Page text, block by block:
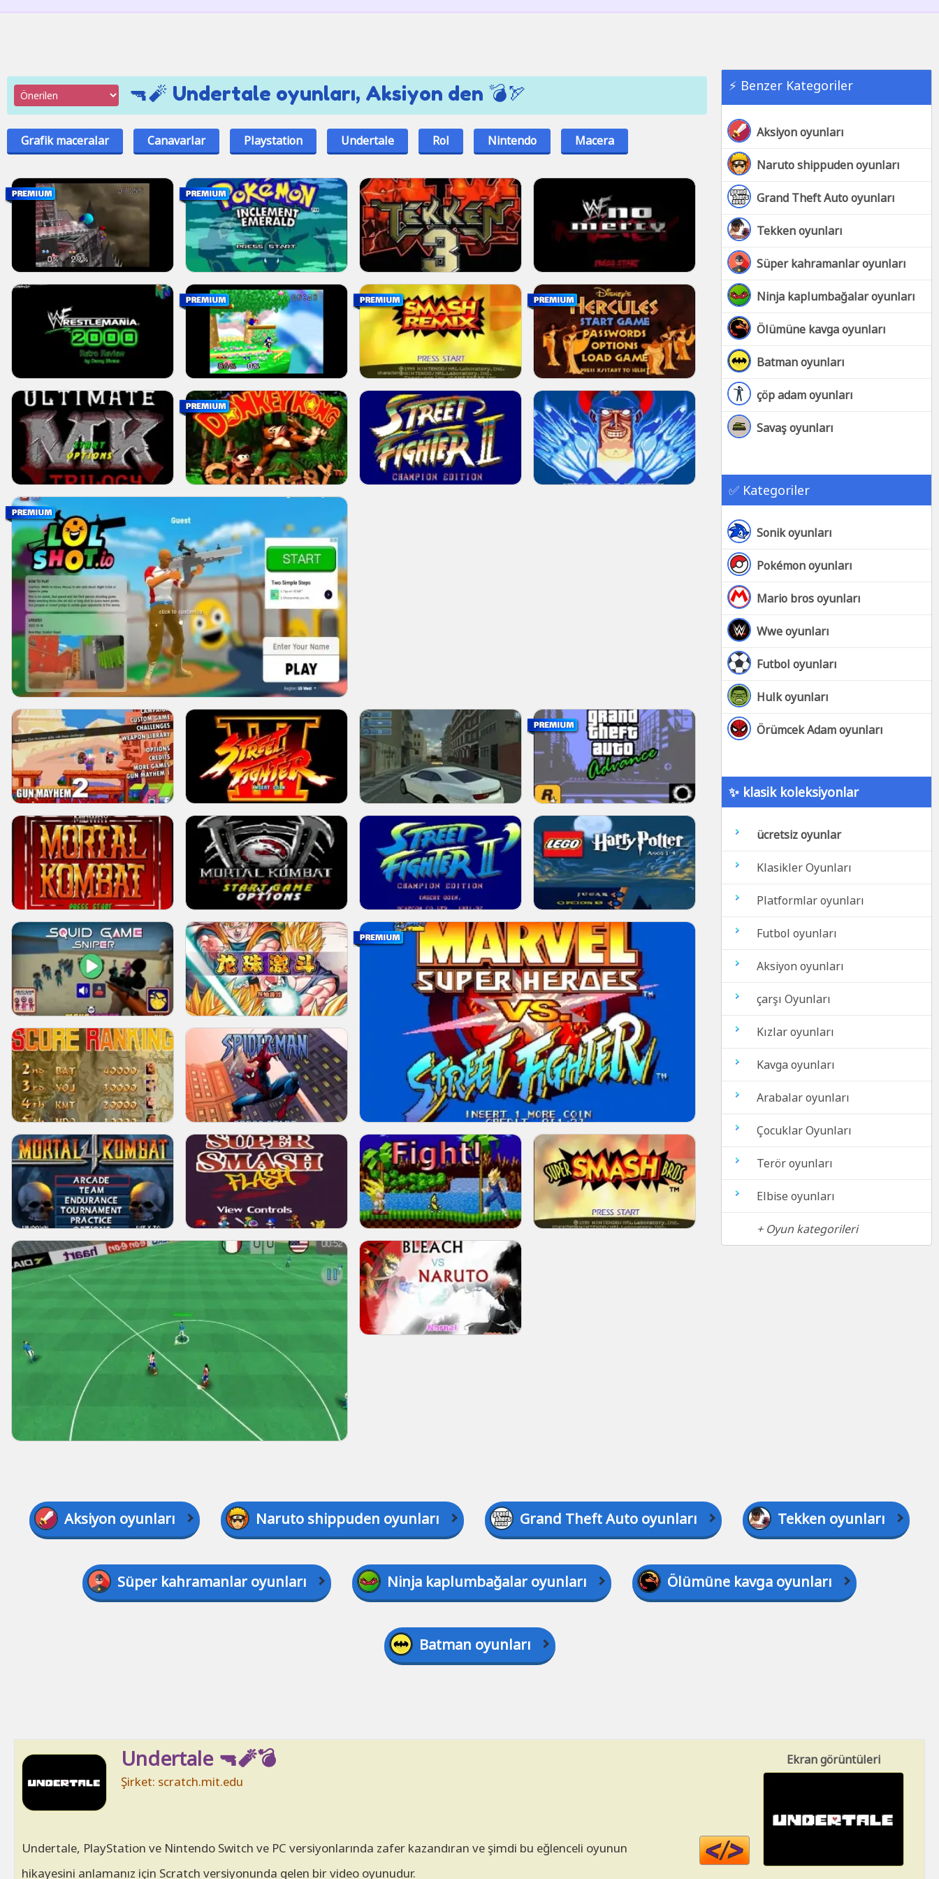
⚡ Benzer Kategoriler
Aksiyon oyunları
Naruto shippuden oyunları
Grand Theft Auto oyunları
Tekken oyunları
Süper kahramanlar oyunları
Ninja kaplumbağalar oyunları
Ölümüne kavga oyunları
Batman oyunları
çöp adam oyunları
Savaş oyunları
✅ Kategoriler
Sonik oyunları
Pokémon oyunları
Mario bros oyunları
Wwe oyunları
Futbol oyunları
Hulk oyunları
Örümcek Adam oyunları
✨ klasik koleksiyonlar
ücretsiz oyunlar
Klasikler Oyunları
Platformlar oyunları
Futbol oyunları
Aksiyon oyunları
çarşı Oyunları
Kızlar oyunları
Kavga oyunları
Arabalar oyunları
Çocuklar Oyunları
Terör oyunları
Elbise oyunları
+ Oyun kategorileri
🔫🧨 Undertale oyunları, Aksiyon den 💣🏹
Grafik maceralar Canavarlar Playstation Undertale Rol Nintendo Macera
Aksiyon oyunları Naruto shippuden oyunları Grand Theft Auto oyunları Tekken oyunları
Süper kahramanlar oyunları Ninja kaplumbağalar oyunları Ölümüne kavga oyunları
Batman oyunları
Ekran görüntüleri
Undertale 🔫🧨💣
Şirket: scratch.mit.edu
HTML
Undertale, PlayStation ve Nintendo Switch ve PC versiyonlarında zafer kazandıran ve şimdi bu eğlenceli oyunun
hikayesini anlamanız için Scratch versiyonunda gelen bir video oyunudur.